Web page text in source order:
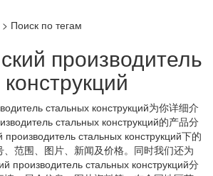
> Поиск по тегам
производитель
стальных конструкций为你详细介
стальных конструкций的产品分
производитель стальных конструкций下的
范围、图片、新闻及价格。同时我们还为
производитель стальных конструкций分